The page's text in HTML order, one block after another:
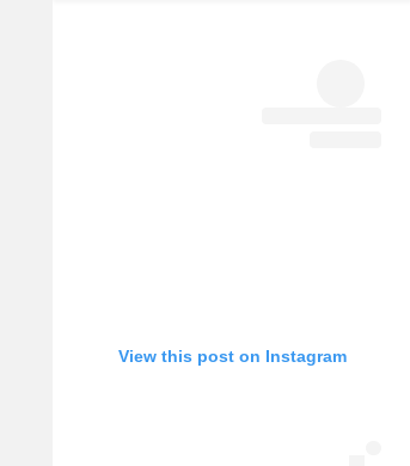
View this post on Instagram